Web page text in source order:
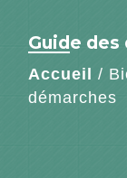
Guide des
Accueil /
démarches